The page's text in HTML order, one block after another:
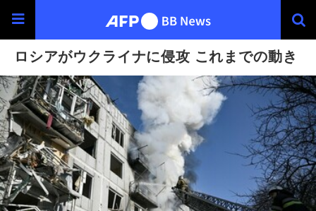
ロシアがウクライナに侵攻 これまでの動き